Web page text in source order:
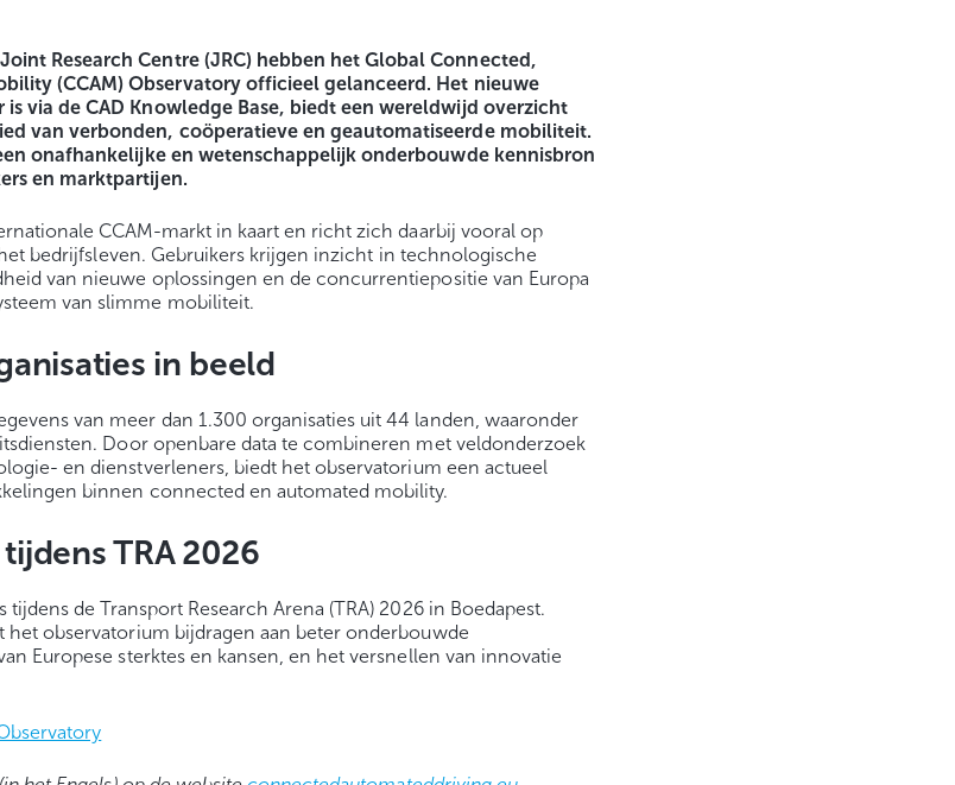
Research Centre (JRC) hebben het Global Connected,
(CCAM) Observatory officieel gelanceerd. Het nieuwe
via de CAD Knowledge Base, biedt een wereldwijd overzicht
van verbonden, coöperatieve en geautomatiseerde mobiliteit.
onafhankelijke en wetenschappelijk onderbouwde kennisbron
en marktpartijen.
CCAM-markt in kaart en richt zich daarbij vooral op
bedrijfsleven. Gebruikers krijgen inzicht in technologische
van nieuwe oplossingen en de concurrentiepositie van Europa
van slimme mobiliteit.
in beeld
van meer dan 1.300 organisaties uit 44 landen, waaronder
Door openbare data te combineren met veldonderzoek
en dienstverleners, biedt het observatorium een actueel
binnen connected en automated mobility.
TRA 2026
de Transport Research Arena (TRA) 2026 in Boedapest.
observatorium bijdragen aan beter onderbouwde
Europese sterktes en kansen, en het versnellen van innovatie